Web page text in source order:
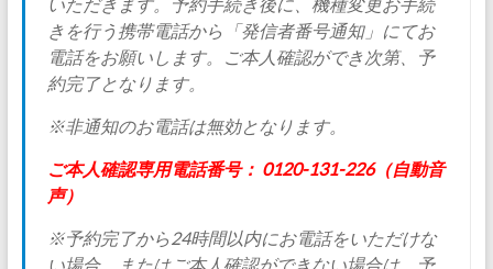
きを行う携帯電話から「発信者番号通知」にてお
電話をお願いします。ご本人確認ができ次第、予
約完了となります。
※非通知のお電話は無効となります。
ご本人確認専用電話番号： 0120-131-226（自動音
声）
※予約完了から24時間以内にお電話をいただけな
い場合、またはご本人確認ができない場合は、予